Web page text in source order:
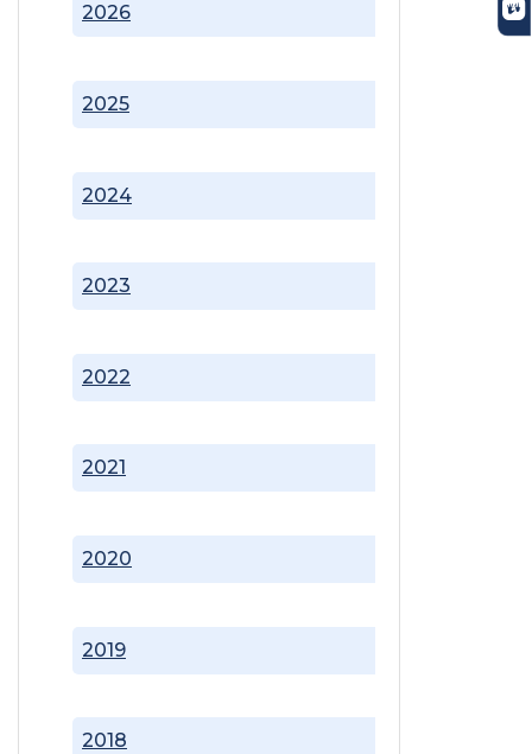
2018
2019
2020
2021
2022
2023
2024
2025
2026